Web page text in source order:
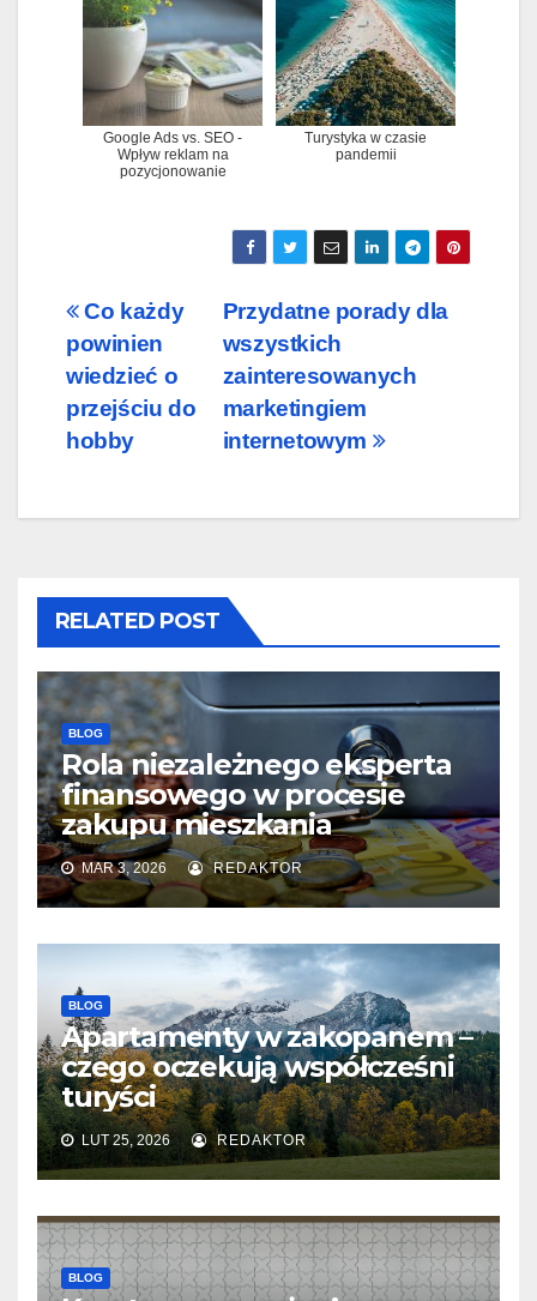
Google Ads vs. SEO -
Wpływ reklam na
pozycjonowanie
Turystyka w czasie
pandemii
Nawigacja
wpisu
Przydatne porady dla
wszystkich
zainteresowanych
marketingiem
internetowym
Co każdy
powinien
wiedzieć o
przejściu do
hobby
RELATED POST
BLOG
Rola niezależnego eksperta
finansowego w procesie
zakupu mieszkania
MAR 3, 2026 REDAKTOR
BLOG
Apartamenty w zakopanem –
czego oczekują współcześni
turyści
LUT 25, 2026 REDAKTOR
BLOG